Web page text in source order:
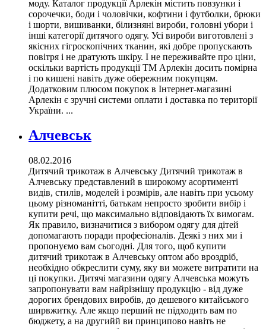
моду. Каталог продукції Арлекін містить повзунки і
сорочечки, боди і чоловічки, кофтини і футболки, брюки
і шорти, вишиванки, білизняні вироби, головні убори і
інші категорії дитячого одягу. Усі вироби виготовлені з
якісних гігроскопічних тканин, які добре пропускають
повітря і не дратують шкіру. І не переживайте про ціни,
оскільки вартість продукції ТМ Арлекін досить помірна
і по кишені навіть дуже обережним покупцям.
Додатковим плюсом покупок в Інтернет-магазині
Арлекін є зручні системи оплати і доставка по території
України. ...
Алчевськ
08.02.2016
Дитячий трикотаж в Алчевську Дитячий трикотаж в
Алчевську представлений в широкому асортименті
видів, стилів, моделей і розмірів, але навіть при усьому
цьому різноманітті, батькам непросто зробити вибір і
купити речі, що максимально відповідають їх вимогам.
Як правило, визначитися з вибором одягу для дітей
допомагають поради професіоналів. Деякі з них ми і
пропонуємо вам сьогодні. Для того, щоб купити
дитячий трикотаж в Алчевську оптом або вроздріб,
необхідно обкреслити суму, яку ви можете витратити на
ці покупки. Дитячі магазини одягу Алчевська можуть
запропонувати вам найрізнішу продукцію - від дуже
дорогих брендових виробів, до дешевого китайського
ширвжитку. Але якщо перший не підходить вам по
бюджету, а на другийй ви принципово навіть не